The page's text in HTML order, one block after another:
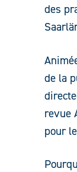
des
de la
revue
pour